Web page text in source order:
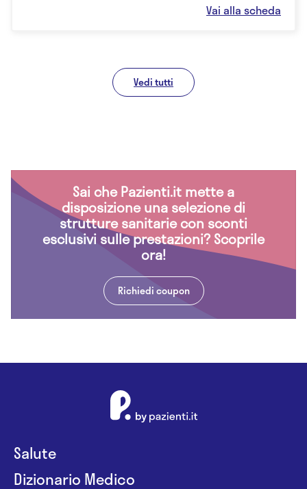
Vai alla scheda
Vedi tutti
Sai che Pazienti.it mette a
disposizione una selezione di
strutture sanitarie con sconti
esclusivi sulle prestazioni? Scoprile
ora!
Richiedi coupon
Salute
Dizionario Medico